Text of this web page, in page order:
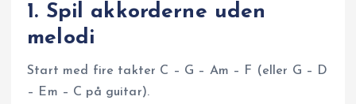
1. Spil akkorderne uden
melodi
Start med fire takter C – G – Am – F (eller G – D
– Em – C på guitar).